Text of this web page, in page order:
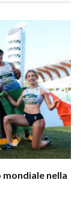
nella